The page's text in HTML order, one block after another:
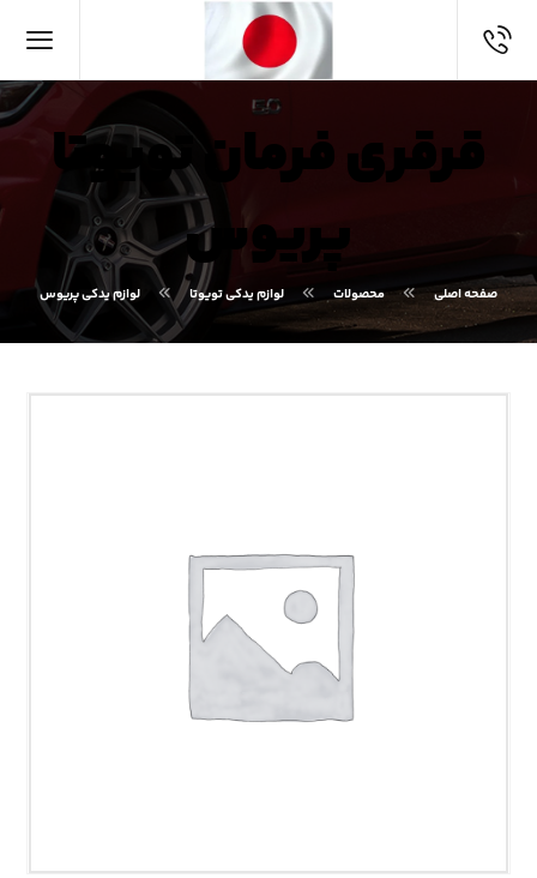
قرقری فرمان تویوتا
پریوس
صفحه اصلی محصولات لوازم یدکی تویوتا لوازم یدکی پریوس